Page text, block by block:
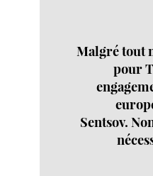
Malgré tout
pour
Sentsov.